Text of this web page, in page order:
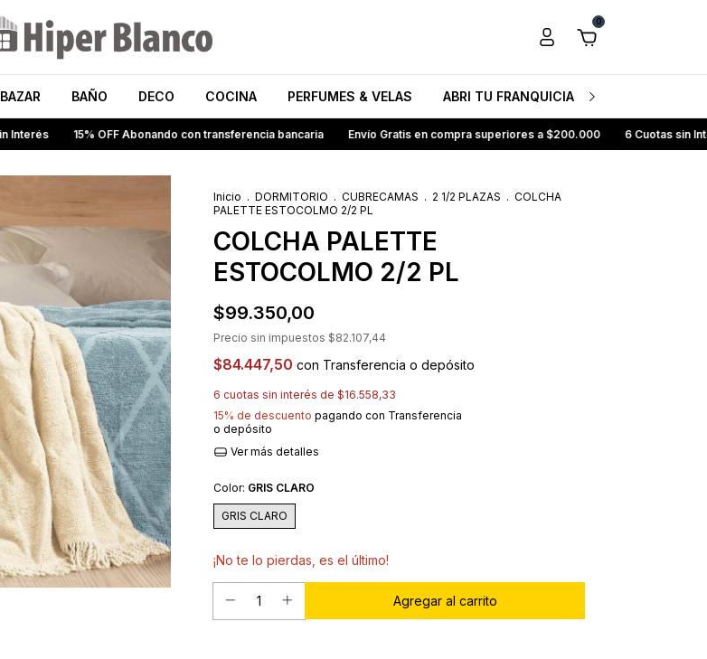
0
BAZAR BAÑO DECO COCINA PERFUMES & VELAS ABRI TU FRANQUICIA HB
15% OFF Abonando con transferencia bancaria Envío Gratis en compra superiores a $200.000 6 Cuotas sin Interés
Inicio . DORMITORIO . CUBRECAMAS . 2 1/2 PLAZAS . COLCHA
PALETTE ESTOCOLMO 2/2 PL
COLCHA PALETTE
ESTOCOLMO 2/2 PL
$99.350,00
Precio sin impuestos $82.107,44
$84.447,50 con Transferencia o depósito
6 cuotas sin interés de $16.558,33
15% de descuento pagando con Transferencia
o depósito
Ver más detalles
Color: GRIS CLARO
GRIS CLARO
¡No te lo pierdas, es el último!